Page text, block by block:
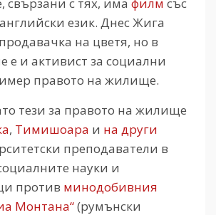
език. Днес Жига
на цветя, но в
е и активист за социални
правото на жилище.
тези за правото на жилище
, Тимишоара и на други
преподаватели в
науки и
против минодобивния
Монтана“(румънски